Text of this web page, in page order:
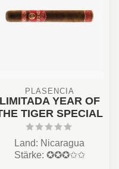
PLASENCIA
LIMITADA YEAR OF
TIGER SPECIAL
Land: Nicaragua
Stärke: ✪✪✪✩✩